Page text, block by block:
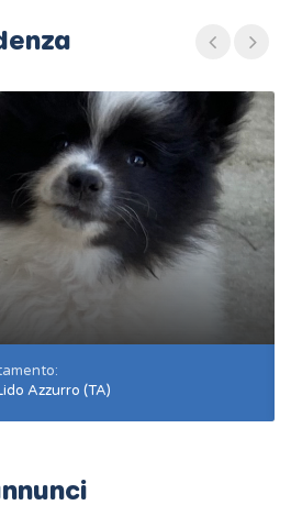
Azzurro (TA)